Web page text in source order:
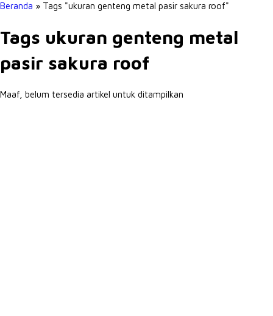
Beranda » Tags "ukuran genteng metal pasir sakura roof"
Tags ukuran genteng metal
pasir sakura roof
Maaf, belum tersedia artikel untuk ditampilkan